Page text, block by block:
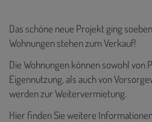
Das schöne neue Projekt ging
Wohnungen stehen zum Verkauf!
Die Wohnungen können sowohl von
Eigennutzung, als auch von
werden zur Weitervermietung.
Hier finden Sie weitere